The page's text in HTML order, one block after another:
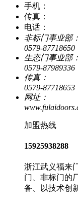
手机：
传真：
电话：
非标门事业部：
0579-87718650
生态门事业部：
0579-87989336
传真：
0579-87718653
网址：
加盟热线
15925938288
浙江武义福来
门、非标门的
备、以技术创